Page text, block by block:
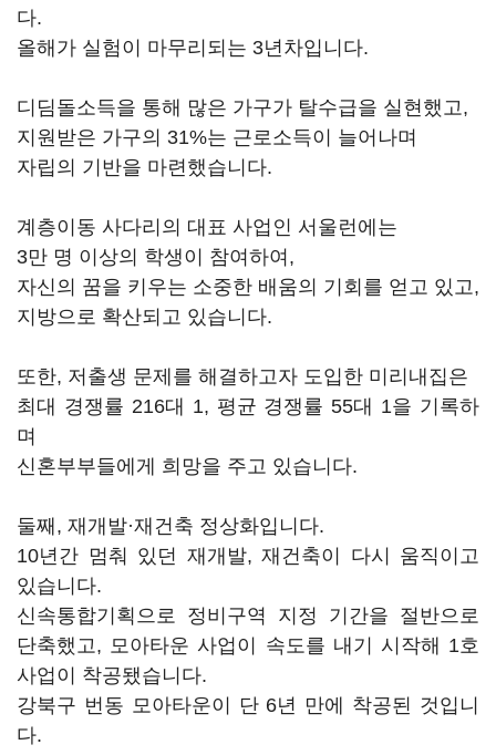
다.
올해가 실험이 마무리되는 3년차입니다.
디딤돌소득을 통해 많은 가구가 탈수급을 실현했고,
지원받은 가구의 31%는 근로소득이 늘어나며
자립의 기반을 마련했습니다.
계층이동 사다리의 대표 사업인 서울런에는
3만 명 이상의 학생이 참여하여,
자신의 꿈을 키우는 소중한 배움의 기회를 얻고 있고,
지방으로 확산되고 있습니다.
또한, 저출생 문제를 해결하고자 도입한 미리내집은
최대 경쟁률 216대 1, 평균 경쟁률 55대 1을 기록하
며
신혼부부들에게 희망을 주고 있습니다.
둘째, 재개발·재건축 정상화입니다.
10년간 멈춰 있던 재개발, 재건축이 다시 움직이고
있습니다.
신속통합기획으로 정비구역 지정 기간을 절반으로
단축했고, 모아타운 사업이 속도를 내기 시작해 1호
사업이 착공됐습니다.
강북구 번동 모아타운이 단 6년 만에 착공된 것입니
다.